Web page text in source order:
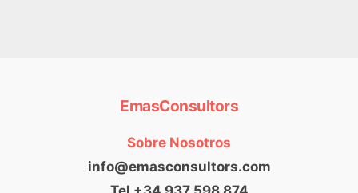
EmasConsultors
Sobre Nosotros
info@emasconsultors.com